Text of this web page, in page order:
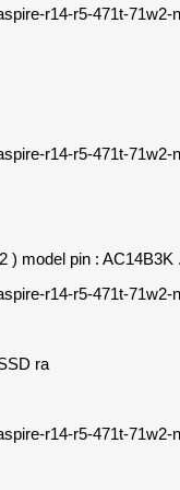
) model pin : AC14B3K
ra